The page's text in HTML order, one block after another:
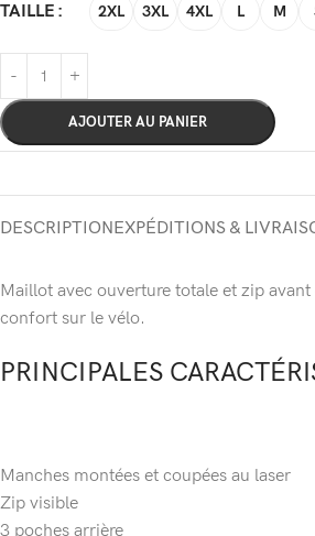
TAILLE
2XL 3XL 4XL L M
AJOUTER AU PANIER
DESCRIPTIONEXPÉDITIONS &
Maillot avec ouverture totale et zip
confort sur le vélo.
PRINCIPALES
Manches montées et coupées au laser
Zip visible
3 poches arrière